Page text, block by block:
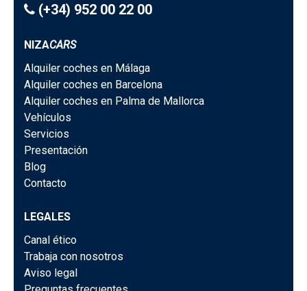
(+34) 952 00 22 00
NIZACARS
Alquiler coches en Málaga
Alquiler coches en Barcelona
Alquiler coches en Palma de Mallorca
Vehículos
Servicios
Presentación
Blog
Contacto
LEGALES
Canal ético
Trabaja con nosotros
Aviso legal